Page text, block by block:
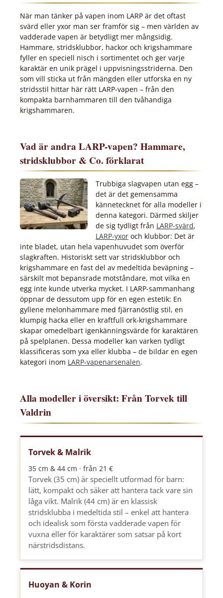
När man tänker på vapen inom LARP är det oftast
svärd eller yxor man ser framför sig – men världen av
vadderade vapen är betydligt mer mångsidig.
Hammare, stridsklubbor, hackor och krigshammare
fyller en speciell nisch i sortimentet och ger varje
karaktär en unik prägel i uppvisningsstriderna. Den
som vill sticka ut från mängden eller utforska en ny
stridsstil hittar här rätt LARP-vapen – från den
kompakta barnhammaren till den tvåhandiga
krigshammaren.
Vad är andra LARP-vapen? Hammare,
stridsklubbor & Co. förklarat
Trubbiga slagvapen utan egg –
det är det gemensamma
kännetecknet för alla modeller i
denna kategori. Därmed skiljer
de sig tydligt från LARP-svärd,
LARP-yxor och klubbor: Det är
inte bladet, utan hela vapenhuvudet som överför
slagkraften. Historiskt sett var stridsklubbor och
krigshammare en fast del av medeltida beväpning –
särskilt mot bepansrade motståndare, mot vilka en
egg inte kunde utverka mycket. I LARP-sammanhang
öppnar de dessutom upp för en egen estetik: En
gyllene melonhammare med fjärranöstlig stil, en
klumpig hacka eller en kraftfull ork-krigshammare
skapar omedelbart igenkänningsvärde för karaktären
på spelplanen. Dessa modeller kan varken tydligt
klassificeras som yxa eller klubba – de bildar en egen
kategori inom LARP-vapenarsenalen.
Alla modeller i översikt: Från Torvek till
Valdrin
Torvek & Malrik
35 cm & 44 cm · från 21 €
Torvek (35 cm) är speciellt utformad för barn:
lätt, kompakt och säker att hantera tack vare sin
låga vikt. Malrik (44 cm) är en klassisk
stridsklubba i medeltida stil – enkel att hantera
och idealisk som första vadderade vapen för
vuxna eller för karaktärer som satsar på kort
närstridsdistans.
Huoyan & Korin